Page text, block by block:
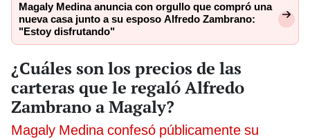
Magaly Medina anuncia con orgullo que compró una
nueva casa junto a su esposo Alfredo Zambrano:
"Estoy disfrutando"
¿Cuáles son los precios de las
carteras que le regaló Alfredo
Zambrano a Magaly?
Magaly Medina confesó públicamente su